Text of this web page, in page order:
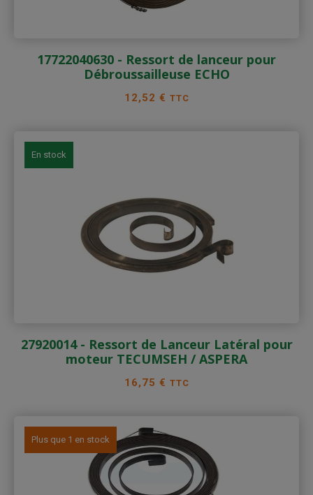
17722040630 - Ressort de lanceur pour
Débroussailleuse ECHO
Prix
12,52 € TTC
En stock
27920014 - Ressort de Lanceur Latéral pour
moteur TECUMSEH / ASPERA
Prix
16,75 € TTC
Plus que 1 en stock